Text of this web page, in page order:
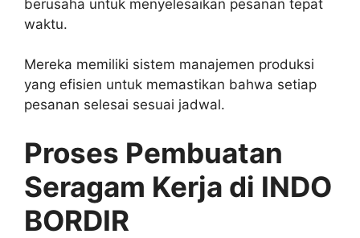
berusaha untuk menyelesaikan pesanan tepat
waktu.
Mereka memiliki sistem manajemen produksi
yang efisien untuk memastikan bahwa setiap
pesanan selesai sesuai jadwal.
Proses Pembuatan
Seragam Kerja di INDO
BORDIR